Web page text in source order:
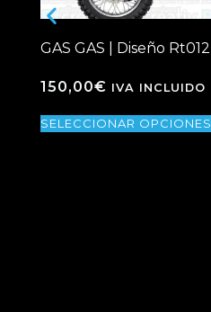
GAS GAS | Diseño Rt012
150,00€ IVA INCLUIDO
SELECCIONAR OPCIONES